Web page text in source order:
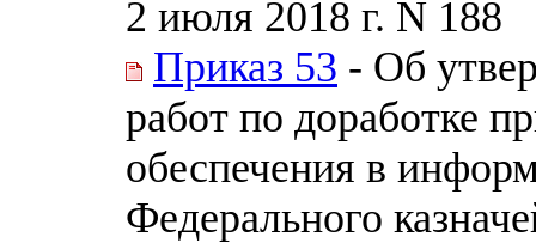
2 июля 2018 г. N 188
Приказ 53 - Об
работ по доработке
обеспечения в
Федерального